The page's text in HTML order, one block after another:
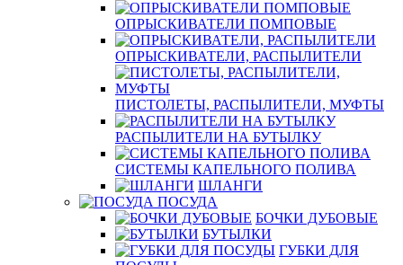
ОПРЫСКИВАТЕЛИ ПОМПОВЫЕ
ОПРЫСКИВАТЕЛИ, РАСПЫЛИТЕЛИ
ПИСТОЛЕТЫ, РАСПЫЛИТЕЛИ, МУФТЫ
РАСПЫЛИТЕЛИ НА БУТЫЛКУ
СИСТЕМЫ КАПЕЛЬНОГО ПОЛИВА
ШЛАНГИ
ПОСУДА
БОЧКИ ДУБОВЫЕ
БУТЫЛКИ
ГУБКИ ДЛЯ